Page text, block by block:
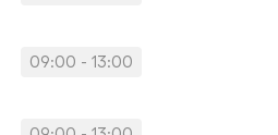
09:00 - 13:00